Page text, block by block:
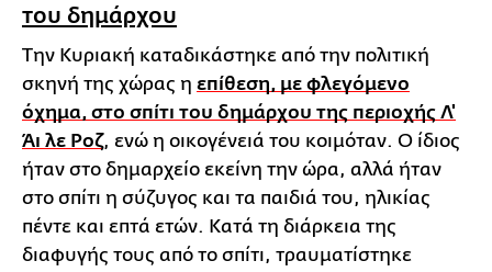
του δημάρχου
Την Κυριακή καταδικάστηκε από την πολιτική
σκηνή της χώρας η επίθεση, με φλεγόμενο
όχημα, στο σπίτι του δημάρχου της περιοχής Λ'
Άι λε Ροζ, ενώ η οικογένειά του κοιμόταν. Ο ίδιος
ήταν στο δημαρχείο εκείνη την ώρα, αλλά ήταν
στο σπίτι η σύζυγος και τα παιδιά του, ηλικίας
πέντε και επτά ετών. Κατά τη διάρκεια της
διαφυγής τους από το σπίτι, τραυματίστηκε